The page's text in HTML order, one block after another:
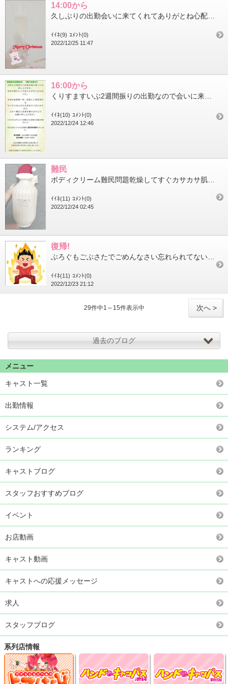
14:00から
ｲｲﾈ(9) ｺﾒﾝﾄ(0)
2022/12/25 11:47
16:00から
ｲｲﾈ(10) ｺﾒﾝﾄ(0)
2022/12/24 12:46
難民
ｲｲﾈ(11) ｺﾒﾝﾄ(0)
2022/12/24 02:45
復帰!
ｲｲﾈ(11) ｺﾒﾝﾄ(0)
2022/12/23 21:12
次へ >
29件中1～15件表示中
過去のブログ
メニュー
キャスト一覧
出勤情報
システム/アクセス
ランキング
キャストブログ
スタッフおすすめブログ
イベント
お店動画
キャスト動画
キャストへの応援メッセージ
求人
スタッフブログ
系列店情報